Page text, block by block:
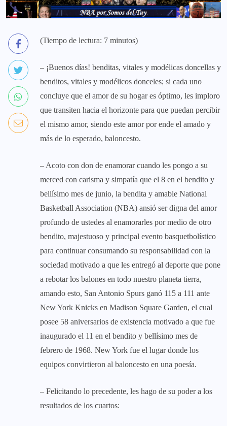
(Tiempo de lectura: 7 minutos)
– ¡Buenos días! benditas, vitales y modélicas doncellas y
benditos, vitales y modélicos donceles; si cada uno
concluye que el amor de su hogar es óptimo, les imploro
que transiten hacia el horizonte para que puedan percibir
el mismo amor, siendo este amor por ende el amado y
más de lo esperado, baloncesto.
– Acoto con don de enamorar cuando les pongo a su
merced con carisma y simpatía que el 8 en el bendito y
bellísimo mes de junio, la bendita y amable National
Basketball Association (NBA) ansió ser digna del amor
profundo de ustedes al enamorarles por medio de otro
bendito, majestuoso y principal evento basquetbolístico
para continuar consumando su responsabilidad con la
sociedad motivado a que les entregó al deporte que pone
a rebotar los balones en todo nuestro planeta tierra,
amando esto, San Antonio Spurs ganó 115 a 111 ante
New York Knicks en Madison Square Garden, el cual
posee 58 aniversarios de existencia motivado a que fue
inaugurado el 11 en el bendito y bellísimo mes de
febrero de 1968. New York fue el lugar donde los
equipos convirtieron al baloncesto en una poesía.
– Felicitando lo precedente, les hago de su poder a los
resultados de los cuartos: